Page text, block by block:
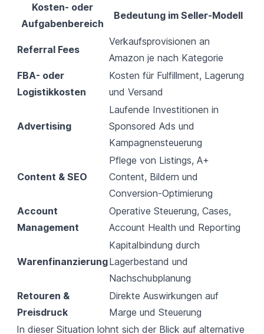
Kosten- oder
Aufgabenbereich
Bedeutung im Seller-Modell
Referral Fees
Verkaufsprovisionen an
Amazon je nach Kategorie
FBA- oder
Logistikkosten
Kosten für Fulfillment, Lagerung
und Versand
Advertising
Laufende Investitionen in
Sponsored Ads und
Kampagnensteuerung
Content & SEO
Pflege von Listings, A+
Content, Bildern und
Conversion-Optimierung
Account
Management
Operative Steuerung, Cases,
Account Health und Reporting
Warenfinanzierung
Kapitalbindung durch
Lagerbestand und
Nachschubplanung
Retouren &
Preisdruck
Direkte Auswirkungen auf
Marge und Steuerung
In dieser Situation lohnt sich der Blick auf alternative